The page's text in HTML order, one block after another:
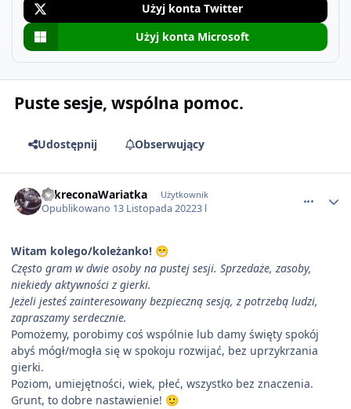
Użyj konta Twitter
Użyj konta Microsoft
Puste sesje, wspólna pomoc.
Udostępnij Obserwujący
ZakreconaWariatka Użytkownik
Opublikowano 13 Listopada 20223 l
Witam kolego/koleżanko! 😁
Często gram w dwie osoby na pustej sesji. Sprzedaże, zasoby,
niekiedy aktywności z gierki.
Jeżeli jesteś zainteresowany bezpieczną sesją, z potrzebą ludzi,
zapraszamy serdecznie.
Pomożemy, porobimy coś wspólnie lub damy święty spokój
abyś mógł/mogła się w spokoju rozwijać, bez uprzykrzania
gierki.
Poziom, umiejętności, wiek, płeć, wszystko bez znaczenia.
Grunt, to dobre nastawienie! 🙂